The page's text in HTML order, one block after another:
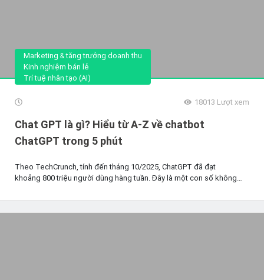
Marketing & tăng trưởng doanh thu
Kinh nghiệm bán lẻ
Trí tuệ nhân tạo (AI)
18013 Lượt xem
Chat GPT là gì? Hiểu từ A-Z về chatbot
ChatGPT trong 5 phút
Theo TechCrunch, tính đến tháng 10/2025, ChatGPT đã đạt
khoảng 800 triệu người dùng hàng tuần. Đây là một con số không